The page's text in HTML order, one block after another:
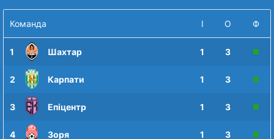
Команда І О Ф
1 Шахтар 1 3
2 Карпати 1 3
3 Епіцентр 1 3
4 Зоря 1 3